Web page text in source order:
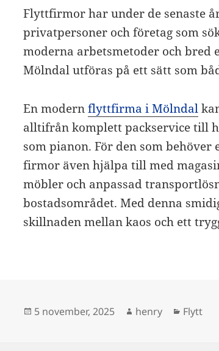
Flyttfirmor har under de senaste
privatpersoner och företag som
moderna arbetsmetoder och
Mölndal utföras på ett sätt som
En modernflyttfirma i Mölndal
alltifrån komplett packservice till
som pianon. För den som
firmor även hjälpa till med
möbler och anpassad
bostadsområdet. Med denna
skillnaden mellan kaos och ett
Postat
5 november, 2025 Författare
henry Flytt